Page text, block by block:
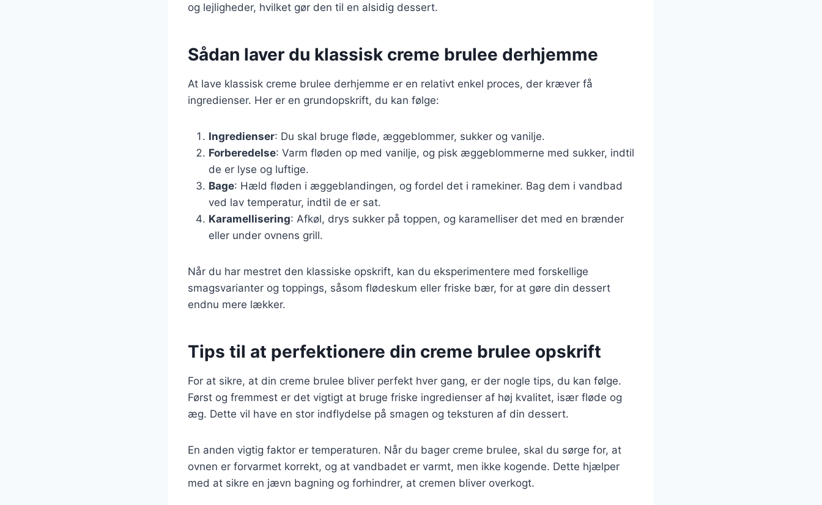
og lejligheder, hvilket gør den til en alsidig dessert.
Sådan laver du klassisk creme brulee derhjemme
At lave klassisk creme brulee derhjemme er en relativt enkel proces, der kræver få
ingredienser. Her er en grundopskrift, du kan følge:
Ingredienser: Du skal bruge fløde, æggeblommer, sukker og vanilje.
Forberedelse: Varm fløden op med vanilje, og pisk æggeblommerne med sukker, indtil
de er lyse og luftige.
Bage: Hæld fløden i æggeblandingen, og fordel det i ramekiner. Bag dem i vandbad
ved lav temperatur, indtil de er sat.
Karamellisering: Afkøl, drys sukker på toppen, og karamelliser det med en brænder
eller under ovnens grill.
Når du har mestret den klassiske opskrift, kan du eksperimentere med forskellige
smagsvarianter og toppings, såsom flødeskum eller friske bær, for at gøre din dessert
endnu mere lækker.
Tips til at perfektionere din creme brulee opskrift
For at sikre, at din creme brulee bliver perfekt hver gang, er der nogle tips, du kan følge.
Først og fremmest er det vigtigt at bruge friske ingredienser af høj kvalitet, især fløde og
æg. Dette vil have en stor indflydelse på smagen og teksturen af din dessert.
En anden vigtig faktor er temperaturen. Når du bager creme brulee, skal du sørge for, at
ovnen er forvarmet korrekt, og at vandbadet er varmt, men ikke kogende. Dette hjælper
med at sikre en jævn bagning og forhindrer, at cremen bliver overkogt.